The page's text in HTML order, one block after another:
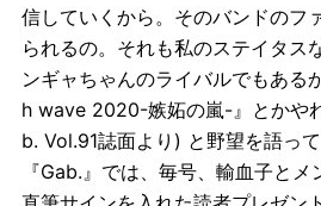
信していくから。そのバンドのフ
られるの。それも私のステイタ
ンギャちゃんのライバルでもあ
h wave 2020-嫉妬の嵐-』とかや
b. Vol.91誌面より) と野望を語って
『Gab.』では、毎号、輸血子と